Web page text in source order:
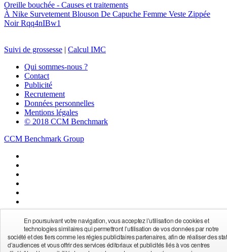
Oreille bouchée - Causes et traitements
À Nike Survetement Blouson De Capuche Femme Veste Zippée
Noir Rqq4nIBw1
Suivi de grossesse | Calcul IMC
Qui sommes-nous ?
Contact
Publicité
Recrutement
Données personnelles
Mentions légales
© 2018 CCM Benchmark
CCM Benchmark Group
Actualités|Carte de voeux|Bricolage|Cinéma|Coiffure|
Coloriages|Cuisine|Recette|CV|Déco|Dictionnaire|High-tech
Horoscope|Jeux en ligne|Pages blanches|Pages jaunes|
En poursuivant votre navigation, vous acceptez l’utilisation de cookies et
technologies similaires qui permettront l’utilisation de vos données par notre
société et des tiers comme les régies publicitaires partenaires, afin de réaliser des
d’audiences et vous offrir des services éditoriaux et publicités liés à vos centres